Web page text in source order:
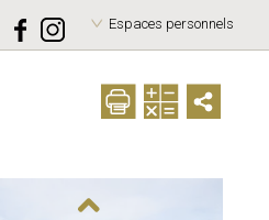
Espaces personnels